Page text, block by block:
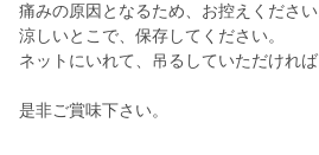
痛みの原因となるため、お控えください
涼しいとこで、保存してください。
ネットにいれて、吊るしていただけれ
是非ご賞味下さい。